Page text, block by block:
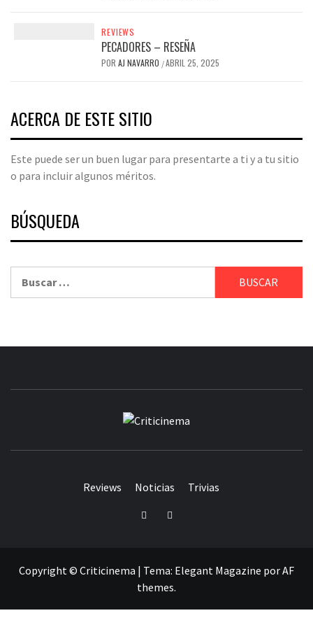
REVIEWS
PECADORES – RESEÑA
POR AJ NAVARRO /ABRIL 25, 2025
ACERCA DE ESTE SITIO
Este puede ser un buen lugar para presentarte a ti y a tu sitio
o para incluir algunos méritos.
BÚSQUEDA
Reviews Noticias Trivias
TwitterFacebook
Copyright © Criticinema | Tema: Elegant Magazine porAF
themes.